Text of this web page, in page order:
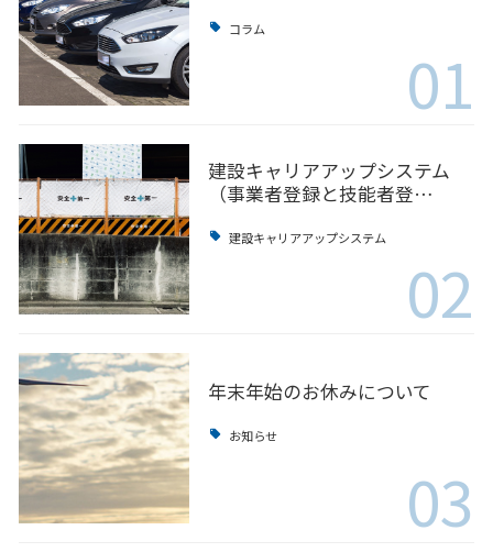
コラム
01
建設キャリアアップシステム
（事業者登録と技能者登…
建設キャリアアップシステム
02
年末年始のお休みについて
お知らせ
03